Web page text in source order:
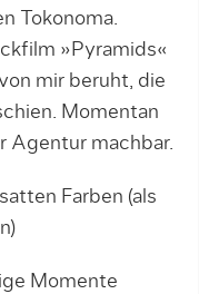
Tokonoma.
»Pyramids«
mir beruht, die
Momentan
Agentur machbar.
Farben (als
Momente